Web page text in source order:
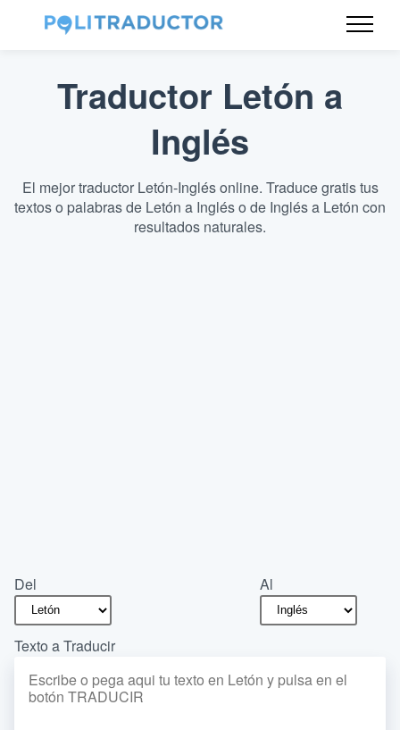
Traductor Letón a
Inglés
El mejor traductor Letón-Inglés online. Traduce gratis tus
textos o palabras de Letón a Inglés o de Inglés a Letón con
resultados naturales.
Del Al
Texto a Traducir